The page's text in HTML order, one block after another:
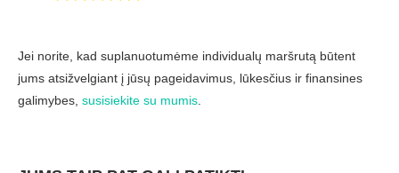
Jei norite, kad suplanuotumėme individualų maršrutą būtent
jums atsižvelgiant į jūsų pageidavimus, lūkesčius ir finansines
galimybes, susisiekite su mumis